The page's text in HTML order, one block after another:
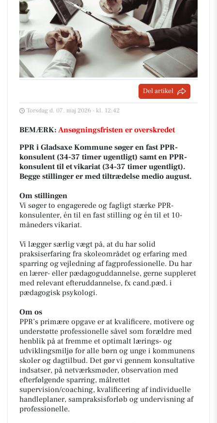
Del artikel
Torsdag d. 07. maj 2026 - kl. 12:42
BEMÆRK: Ansøgningsfristen er overskredet
PPR i Gladsaxe Kommune søger en fast PPR-
konsulent (34-37 timer ugentligt) samt en PPR-
konsulent til et vikariat (34-37 timer ugentligt).
Begge stillinger er med tiltrædelse medio august.
Om stillingen
Vi søger to engagerede og fagligt stærke PPR-
konsulenter, én til en fast stilling og én til et 10-
måneders vikariat.
Vi lægger særlig vægt på, at du har solid
praksiserfaring fra skoleområdet og erfaring med
sparring og vejledning af fagprofessionelle. Du har
en lærer- eller pædagoguddannelse, gerne suppleret
med relevant efteruddannelse, fx cand.pæd. i
pædagogisk psykologi.
Om os
PPR’s primære opgave er at kvalificere, motivere og
understøtte professionelle såvel som forældre med
henblik på at fremme et optimalt lærings- og
udviklingsmiljø for alle børn og unge i kommunens
skoler og dagtilbud. Det gør vi gennem konsultative
indsatser, på netværksmøder, observation med
efterfølgende sparring, målrettet
supervision/coaching, kvalificering af individuelle
handleplaner, sampraksisforløb og undervisning af
professionelle.